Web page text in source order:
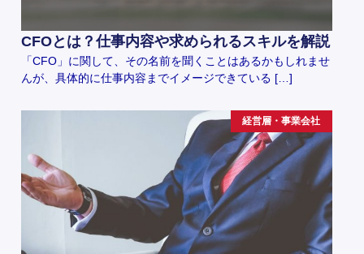
CFOとは？仕事内容や求められるスキルを解説
「CFO」に関して、その名前を聞くことはあるかもしれませ
んが、具体的に仕事内容までイメージできている […]
経営層・事業会社